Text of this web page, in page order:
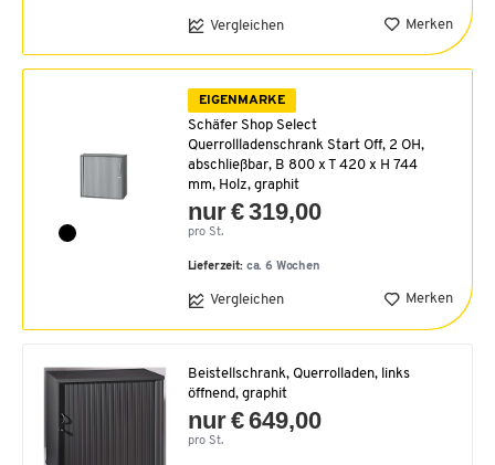
Vergleichen Merken
EIGENMARKE
Schäfer Shop Select
Querrollladenschrank Start Off, 2 OH,
abschließbar, B 800 x T 420 x H 744
mm, Holz, graphit
nur € 319,00
pro St.
Lieferzeit: ca. 6 Wochen
Vergleichen Merken
Beistellschrank, Querrolladen, links
öffnend, graphit
nur € 649,00
pro St.